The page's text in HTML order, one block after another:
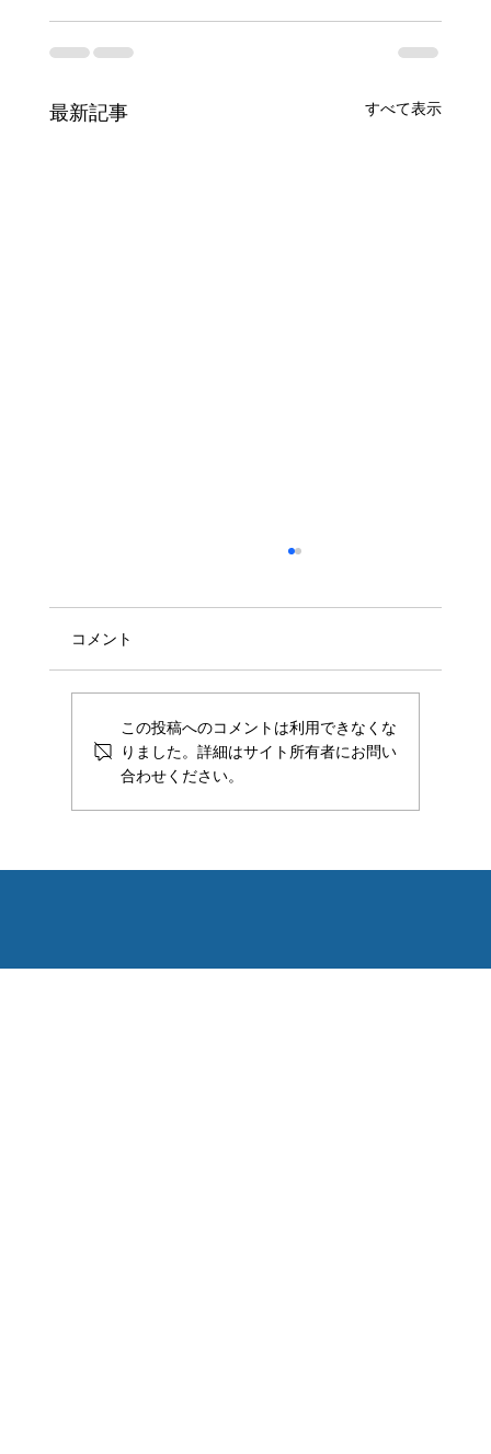
最新記事 すべて表示
閑話Vol3 必読漫画！ 車いすのスタンド
コメント
この投稿へのコメントは利用できなくな
りました。詳細はサイト所有者にお問い
合わせください。